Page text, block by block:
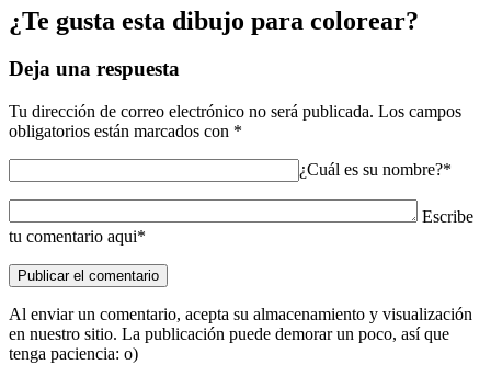
¿Te gusta esta dibujo para colorear?
Deja una respuesta
Tu dirección de correo electrónico no será publicada. Los campos
obligatorios están marcados con *
¿Cuál es su nombre?*
Escribe
tu comentario aqui*
Al enviar un comentario, acepta su almacenamiento y visualización
en nuestro sitio. La publicación puede demorar un poco, así que
tenga paciencia: o)